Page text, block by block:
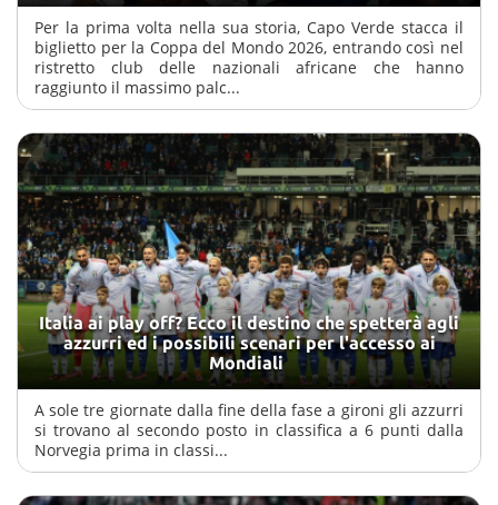
Per la prima volta nella sua storia, Capo Verde stacca il
biglietto per la Coppa del Mondo 2026, entrando così nel
ristretto club delle nazionali africane che hanno
raggiunto il massimo palc...
Italia ai play off? Ecco il destino che spetterà agli
azzurri ed i possibili scenari per l'accesso ai
Mondiali
A sole tre giornate dalla fine della fase a gironi gli azzurri
si trovano al secondo posto in classifica a 6 punti dalla
Norvegia prima in classi...